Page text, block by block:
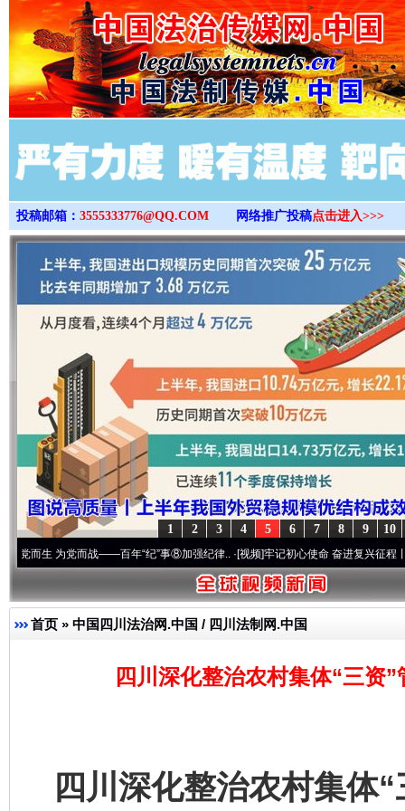
>
投稿邮箱： 3555333776@QQ.COM 网络推广投稿点击进入>>>
10
9
8
7
6
5
4
3
2
1
而战——百年“纪”事⑧加强纪律..·[视频]牢记初心使命 奋进复兴征程丨“转折之城”激
首页 » 中国四川法治网.中国 / 四川法制网.中国
四川深化整治农村集体“三资
四川深化整治农村集体